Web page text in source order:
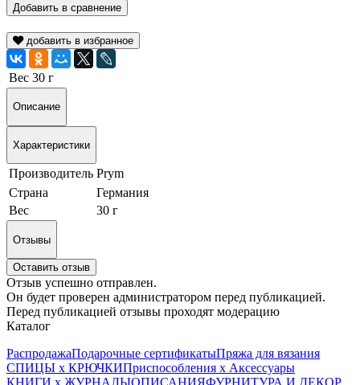
Добавить в сравнение
добавить в избранное
Вес 30 г
Описание
Характеристики
Производитель Prym
Страна
Германия
Вес
30 г
Отзывы
Оставить отзыв
Отзыв успешно отправлен.
Он будет проверен администратором перед публикацией.
Перед публикацией отзывы проходят модерацию
Каталог
РаспродажаПодарочные сертификатыПряжа для вязания
СПИЦЫ х КРЮЧКИПриспособления х Аксессуары
КНИГИ х ЖУРНАЛЫОПИСАНИЯФУРНИТУРА И ДЕКОР